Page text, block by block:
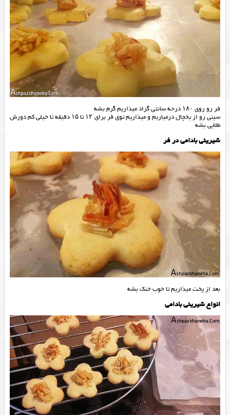
فر رو روی ۱۸۰ درحه سانتی گراد میذاریم گرم بشه
سینی رو از یخچال درمیاریم و میذاریم توی فر برای ۱۲ تا ۱۵ دقیقه تا خیلی کم دورش
طلایی بشه
شیرینی بادامی در فر
بعد از پخت میذاریم تا خوب خنک بشه
انواع شیرینی بادامی